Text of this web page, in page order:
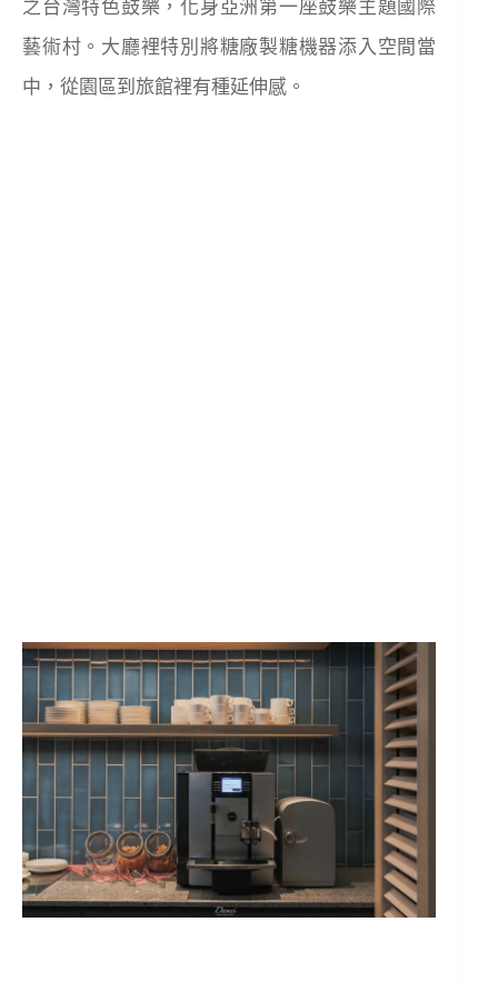
之台灣特色鼓樂，化身亞洲第一座鼓樂主題國際
藝術村。大廳裡特別將糖廠製糖機器添入空間當
中，從園區到旅館裡有種延伸感。